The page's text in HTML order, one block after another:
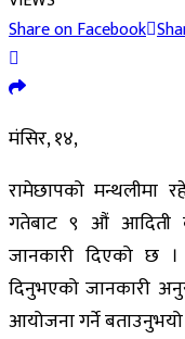
Share on Facebook
मंसिर, १४,
रामेछापको मन्थलीमा
गतेबाट ९ औं आदिती
जानकारी दिएको छ ।
दिनुभएको जानकारी
आयोजना गर्ने बताउनुभयो